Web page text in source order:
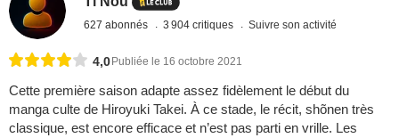
627 abonnés 3 904 critiques Suivre son activité
4,0 Publiée le 16 octobre 2021
Cette première saison adapte assez fidèlement le début du
manga culte de Hiroyuki Takei. À ce stade, le récit, shõnen très
classique, est encore efficace et n’est pas parti en vrille. Les